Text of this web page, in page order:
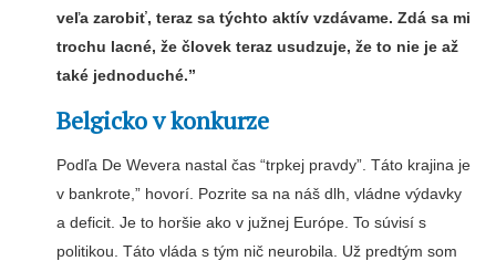
veľa zarobiť, teraz sa týchto aktív vzdávame. Zdá sa mi
trochu lacné, že človek teraz usudzuje, že to nie je až
také jednoduché.”
Belgicko v konkurze
Podľa De Wevera nastal čas “trpkej pravdy”. Táto krajina je
v bankrote,” hovorí. Pozrite sa na náš dlh, vládne výdavky
a deficit. Je to horšie ako v južnej Európe. To súvisí s
politikou. Táto vláda s tým nič neurobila. Už predtým som